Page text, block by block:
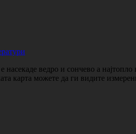
ведро и сончево а
карта можете да ги видите